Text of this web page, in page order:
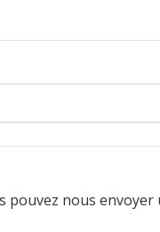
nous envoyer